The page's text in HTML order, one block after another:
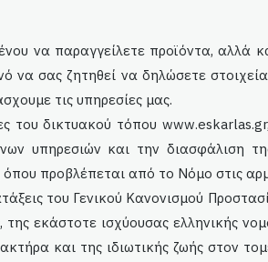
να παραγγείλετε προϊόντα, αλλά
να σας ζητηθεί να δηλώσετε
τις υπηρεσίες μας.
του δικτυακού τόπου www.eskarlas
υπηρεσιών και την διασφάλιση
προβλέπεται από το Νόμο στις
του Γενικού Κανονισμού
της εκάστοτε ισχύουσας ελληνικής
και της ιδιωτικής ζωής στον